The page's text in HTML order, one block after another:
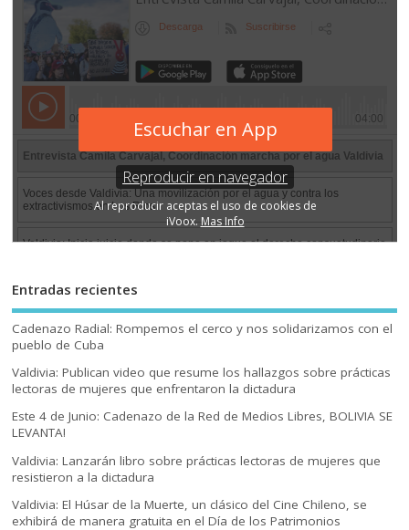
Entradas recientes
Cadenazo Radial: Rompemos el cerco y nos solidarizamos con el
pueblo de Cuba
Valdivia: Publican video que resume los hallazgos sobre prácticas
lectoras de mujeres que enfrentaron la dictadura
Este 4 de Junio: Cadenazo de la Red de Medios Libres, BOLIVIA SE
LEVANTA!
Valdivia: Lanzarán libro sobre prácticas lectoras de mujeres que
resistieron a la dictadura
Valdivia: El Húsar de la Muerte, un clásico del Cine Chileno, se
exhibirá de manera gratuita en el Día de los Patrimonios